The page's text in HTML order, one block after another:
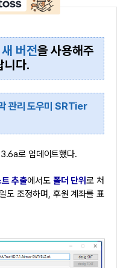
새 버전을 사용해주
니다.
관리 도우미 SRTier
로 업데이트했다.
추출에서도 폴더 단위 로 처
도 조정하며, 후원 계좌를 표